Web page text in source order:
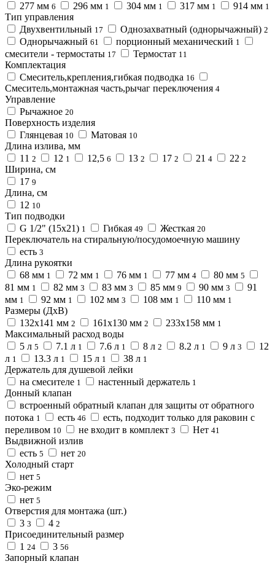
277 мм 6 296 мм 1 304 мм 1 317 мм 1 914 мм 1
Тип управления
Двухвентильный 17 Однозахватный (однорычажный) 2
Однорычажный 61 порционный механический 1
смесители - термостаты 17 Термостат 11
Комплектация
Смеситель,крепления,гибкая подводка 16
Смеситель,монтажная часть,рычаг переключения 4
Управление
Рычажное 20
Поверхность изделия
Глянцевая 10 Матовая 10
Длина излива, мм
11 2 12 1 12,5 6 13 2 17 2 21 4 22 2
Ширина, см
17 9
Длина, см
12 10
Тип подводки
G 1/2" (15x21) 1 Гибкая 49 Жесткая 20
Переключатель на стиральную/посудомоечную машину
есть 3
Длина рукоятки
68 мм 1 72 мм 1 76 мм 1 77 мм 4 80 мм 5
81 мм 1 82 мм 3 83 мм 3 85 мм 9 90 мм 3
91
мм 1 92 мм 1 102 мм 3 108 мм 1 110 мм 1
Размеры (ДхВ)
132х141 мм 2 161х130 мм 2 233х158 мм 1
Максимальный расход воды
5 л 5 7.1 л 1 7.6 л 1 8 л 2 8.2 л 1 9 л 3
12
л 1 13.3 л 1 15 л 1 38 л 1
Держатель для душевой лейки
на смесителе 1 настенный держатель 1
Донный клапан
встроенный обратный клапан для защиты от обратного
потока 1 есть 46
есть, подходит только для раковин с
переливом 10 не входит в комплект 3 Нет 41
Выдвижной излив
есть 5 нет 20
Холодный старт
нет 5
Эко-режим
нет 5
Отверстия для монтажа (шт.)
3 3 4 2
Присоединительный размер
1 24 3 56
Запорный клапан